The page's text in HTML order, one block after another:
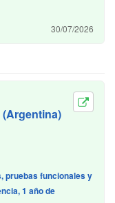
30/07/2026
(Argentina)
pruebas funcionales y
1 año de